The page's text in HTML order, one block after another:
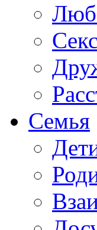
Секс
Семья